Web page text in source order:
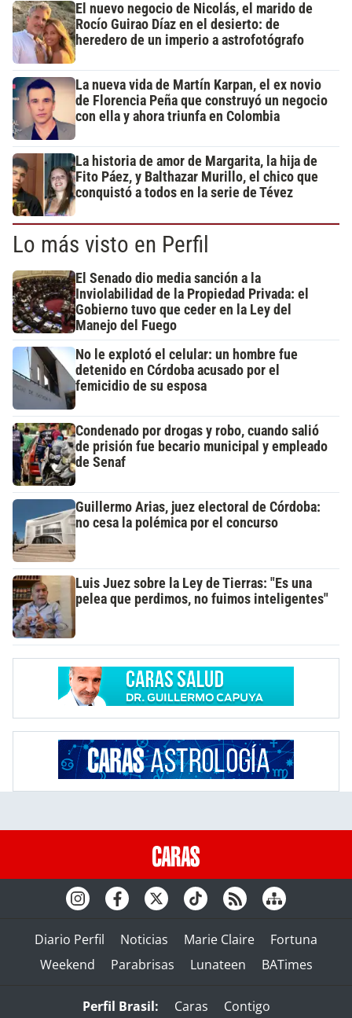
El nuevo negocio de Nicolás, el marido de
Rocío Guirao Díaz en el desierto: de
heredero de un imperio a astrofotógrafo
La nueva vida de Martín Karpan, el ex novio
de Florencia Peña que construyó un negocio
con ella y ahora triunfa en Colombia
La historia de amor de Margarita, la hija de
Fito Páez, y Balthazar Murillo, el chico que
conquistó a todos en la serie de Tévez
Lo más visto en Perfil
El Senado dio media sanción a la
Inviolabilidad de la Propiedad Privada: el
Gobierno tuvo que ceder en la Ley del
Manejo del Fuego
No le explotó el celular: un hombre fue
detenido en Córdoba acusado por el
femicidio de su esposa
Condenado por drogas y robo, cuando salió
de prisión fue becario municipal y empleado
de Senaf
Guillermo Arias, juez electoral de Córdoba:
no cesa la polémica por el concurso
Luis Juez sobre la Ley de Tierras: "Es una
pelea que perdimos, no fuimos inteligentes"
Diario Perfil Noticias Marie Claire
Fortuna
Weekend
Parabrisas Lunateen BATimes
Perfil Brasil: Caras Contigo